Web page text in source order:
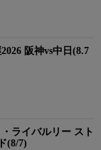
阪神vs中日(8.7
ライバルリー スト
(8/7)